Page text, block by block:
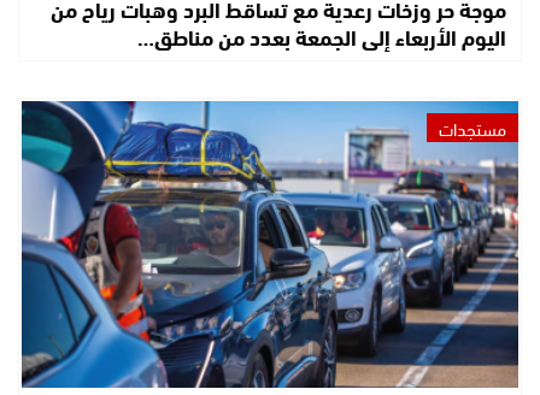
موجة حر وزخات رعدية مع تساقط البرد وهبات رياح من
اليوم الأربعاء إلى الجمعة بعدد من مناطق…
مستجدات